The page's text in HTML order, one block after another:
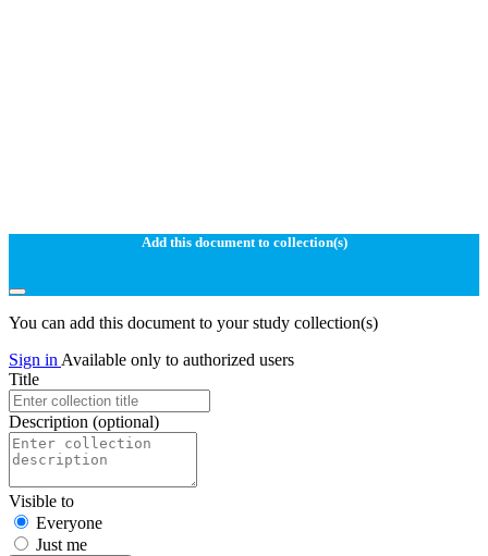
Add this document to collection(s)
You can add this document to your study collection(s)
Sign in Available only to authorized users
Title
Description (optional)
Visible to
Everyone
Just me